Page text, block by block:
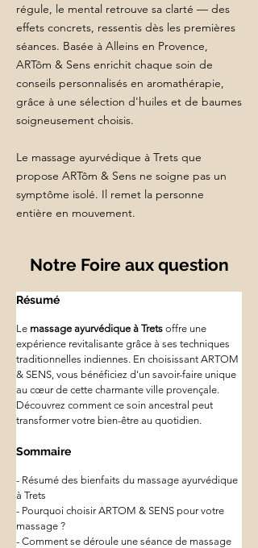
régule, le mental retrouve sa clarté — des
effets concrets, ressentis dès les premières
séances. Basée à Alleins en Provence,
ARTôm & Sens enrichit chaque soin de
conseils personnalisés en aromathérapie,
grâce à une sélection d'huiles et de baumes
soigneusement choisis.
Le massage ayurvédique à Trets que
propose ARTôm & Sens ne soigne pas un
symptôme isolé. Il remet la personne
entière en mouvement.
Notre Foire aux question
Résumé
Le massage ayurvédique à Trets offre une
expérience revitalisante grâce à ses techniques
traditionnelles indiennes. En choisissant ARTOM
& SENS, vous bénéficiez d'un savoir-faire unique
au cœur de cette charmante ville provençale.
Découvrez comment ce soin ancestral peut
transformer votre bien-être au quotidien.
Sommaire
- Résumé des bienfaits du massage ayurvédique
à Trets
- Pourquoi choisir ARTOM & SENS pour votre
massage ?
- Comment se déroule une séance de massage